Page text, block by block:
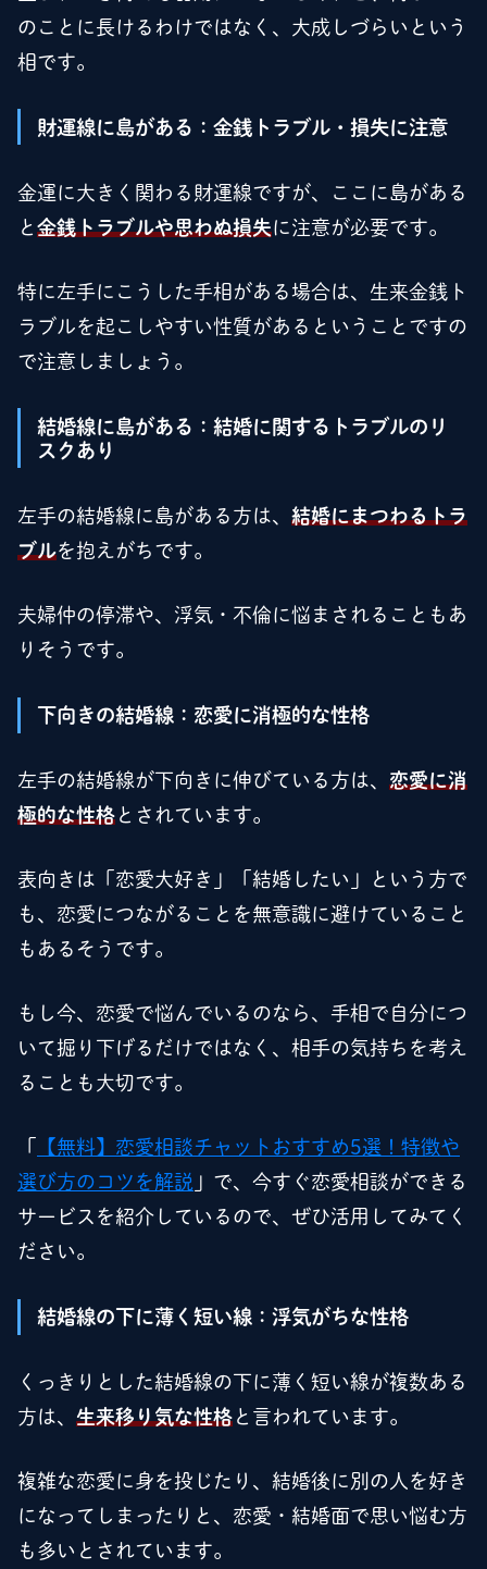
のことに長けるわけではなく、大成しづらいという
相です。
財運線に島がある：金銭トラブル・損失に注意
金運に大きく関わる財運線ですが、ここに島がある
と 金銭トラブルや思わぬ損失に注意が必要です。
特に左手にこうした手相がある場合は、生来金銭ト
ラブルを起こしやすい性質があるということですの
で注意しましょう。
結婚線に島がある：結婚に関するトラブルのリ
スクあり
左手の結婚線に島がある方は、 結婚にまつわるトラ
ブルを抱えがちです。
夫婦仲の停滞や、浮気・不倫に悩まされることもあ
りそうです。
下向きの結婚線：恋愛に消極的な性格
左手の結婚線が下向きに伸びている方は、 恋愛に消
極的な性格 とされています。
表向きは「恋愛大好き」「結婚したい」という方で
も、恋愛につながることを無意識に避けていること
もあるそうです。
もし今、恋愛で悩んでいるのなら、手相で自分につ
いて掘り下げるだけではなく、相手の気持ちを考え
ることも大切です。
【無料】恋愛相談チャットおすすめ5選！特徴や
選び方のコツを解説 」で、今すぐ恋愛相談ができる
サービスを紹介しているので、ぜひ活用してみてく
ださい。
結婚線の下に薄く短い線：浮気がちな性格
くっきりとした結婚線の下に薄く短い線が複数ある
方は、 生来移り気な性格 と言われています。
複雑な恋愛に身を投じたり、結婚後に別の人を好き
になってしまったりと、恋愛・結婚面で思い悩む方
も多いとされています。